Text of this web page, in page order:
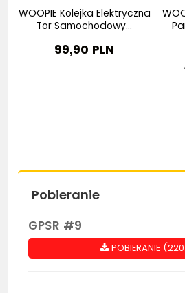
WOOPIE Kolejka Elektryczna
Tor Samochodowy...
99,90 PLN
Pobieranie
GPSR #9
POBIERANIE